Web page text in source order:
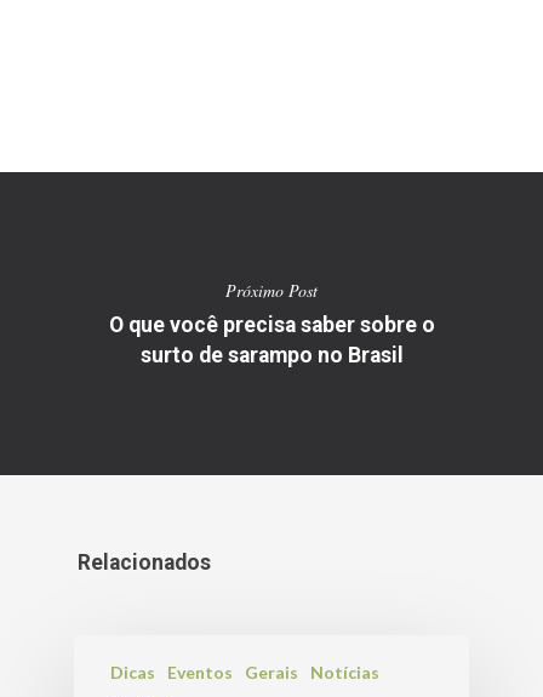
Próximo Post
O que você precisa saber sobre o
surto de sarampo no Brasil
Relacionados
Dicas Eventos Gerais
Notícias